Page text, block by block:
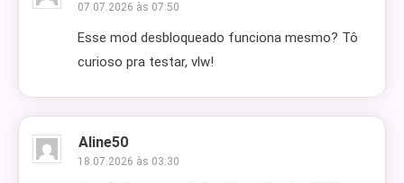
07.07.2026 às 07:50
Esse mod desbloqueado funciona mesmo? Tô
curioso pra testar, vlw!
Aline50
18.07.2026 às 03:30